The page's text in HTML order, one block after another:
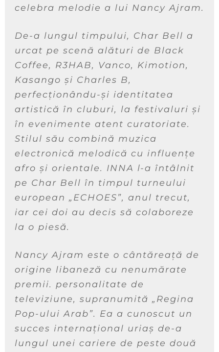
celebra melodie a lui Nancy Ajram.
De-a lungul timpului, Char Bell a
urcat pe scenă alături de Black
Coffee, R3HAB, Vanco, Kimotion,
Kasango și Charles B,
perfecționându-și identitatea
artistică în cluburi, la festivaluri și
în evenimente atent curatoriate.
Stilul său combină muzica
electronică melodică cu influențe
afro și orientale. INNA l-a întâlnit
pe Char Bell în timpul turneului
european „ECHOES”, anul trecut,
iar cei doi au decis să colaboreze
la o piesă.
Nancy Ajram este o cântăreață de
origine libaneză cu nenumărate
premii. personalitate de
televiziune, supranumită „Regina
Pop-ului Arab”. Ea a cunoscut un
succes internațional uriaș de-a
lungul unei cariere de peste două